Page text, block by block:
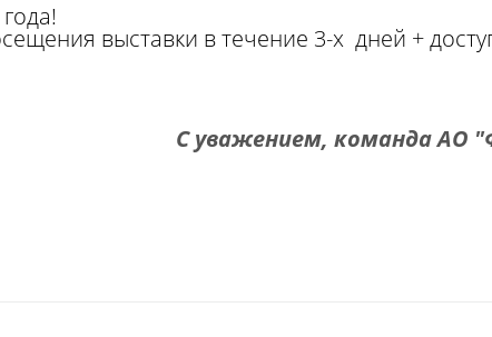
выставки в течение 3-х дней +
С уважением, команда АО